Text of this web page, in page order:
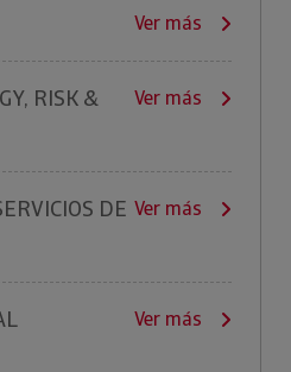
Ver más
RISK &
Ver más
DE Ver más
Ver más